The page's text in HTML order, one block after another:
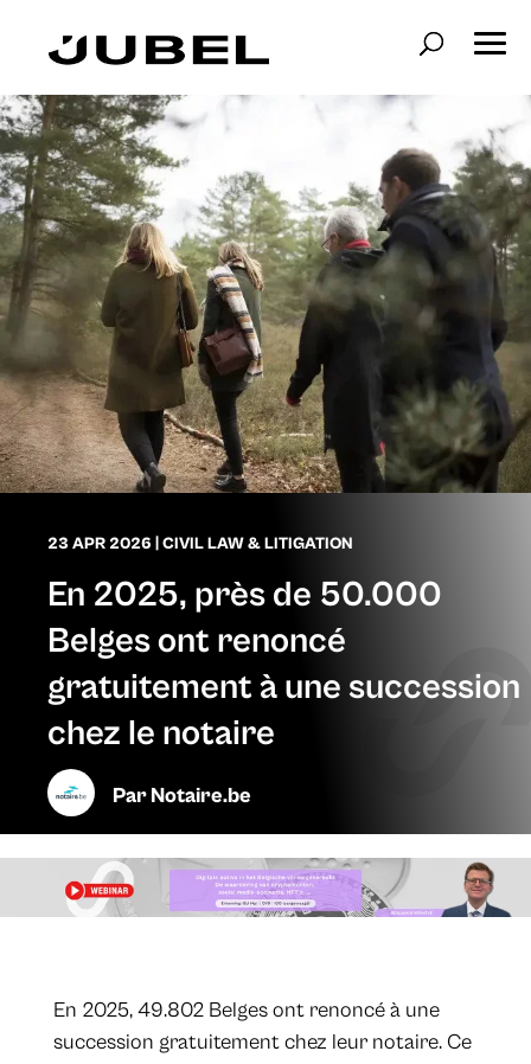
23 APR 2026 CIVIL LAW & LITIGATION
En 2025, près de 50.000
Belges ont renoncé
gratuitement à une succession
chez le notaire
ParNotaire.be
​En 2025, 49.802 Belges ont renoncé à une
succession gratuitement chez leur notaire. Ce